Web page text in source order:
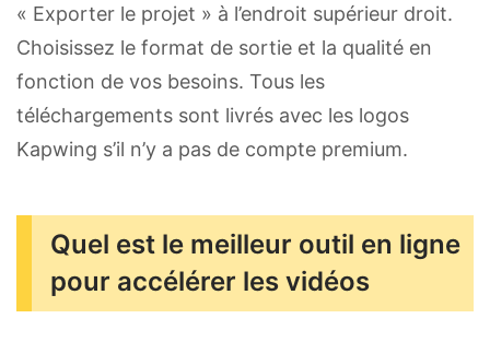
« Exporter le projet » à l’endroit supérieur droit.
Choisissez le format de sortie et la qualité en
fonction de vos besoins. Tous les
téléchargements sont livrés avec les logos
Kapwing s’il n’y a pas de compte premium.
Quel est le meilleur outil en ligne
pour accélérer les vidéos